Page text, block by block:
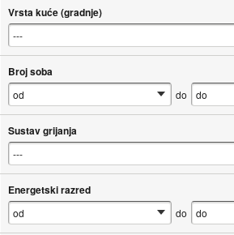
Vrsta kuće (gradnje)
Broj soba
do
Sustav grijanja
Energetski razred
do